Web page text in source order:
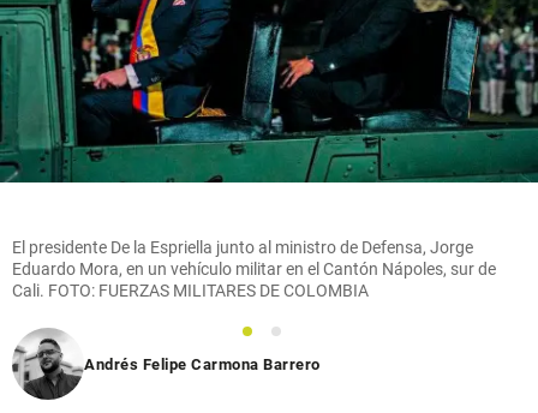
El presidente De la Espriella junto al ministro de Defensa, Jorge
Eduardo Mora, en un vehículo militar en el Cantón Nápoles, sur de
Cali. FOTO: FUERZAS MILITARES DE COLOMBIA
1
2
Andrés Felipe Carmona Barrero